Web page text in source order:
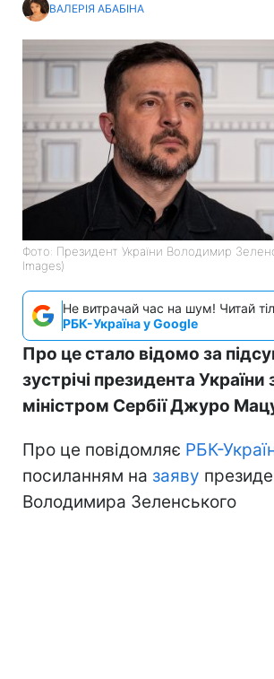
ВАЛЕРІЯ АБАБІНА
Фото: Президент України Володимир
Images)
Не витрачай час на шум! Читай
РБК-Україна у Google
Про це стало відомо за
зустрічі президента
міністром Сербії Джуро
Про це повідомляє РБК-
посиланням на заяву
Володимира Зеленського